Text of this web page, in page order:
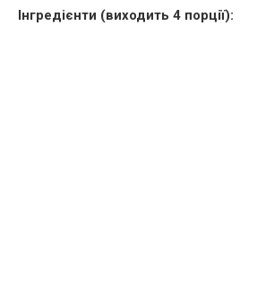
Інгредієнти (виходить 4 порції):